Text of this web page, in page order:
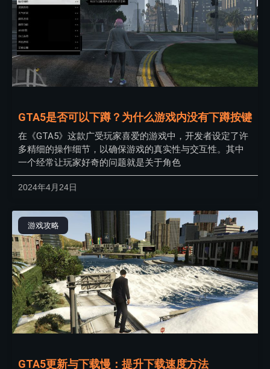
GTA5是否可以下蹲？为什么游戏内没有下蹲按键
在《GTA5》这款广受玩家喜爱的游戏中，开发者设定了许
多精细的操作细节，以确保游戏的真实性与交互性。其中
一个经常让玩家好奇的问题就是关于角色
2024年4月24日
游戏攻略
GTA5更新与下载慢：提升下载速度方法